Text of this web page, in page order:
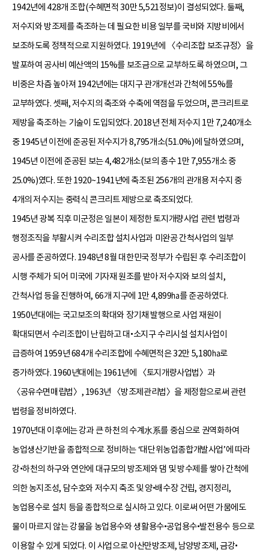
1942년에 428개 조합(수혜면적 30만 5,521정보)이 결성되었다. 둘째,
저수지와 방조제를 축조하는 데 필요한 비용 일부를 국비와 지방비에서
보조하도록 정책적으로 지원하였다. 1919년에 〈수리조합 보조규정〉을
발포하여 공사비 예산액의 15%를 보조금으로 교부하도록 하였으며, 그
비중은 차츰 높아져 1942년에는 대지구 관개개선과 간척에 55%를
교부하였다. 셋째, 저수지의 축조와 수축에 역점을 두었으며, 콘크리트로
제방을 축조하는 기술이 도입되었다. 2018년 전체 저수지 1만 7,240개소
중 1945년 이전에 준공된 저수지가 8,795개소(51.0%)에 달하였으며,
1945년 이전에 준공된 보는 4,482개소(보의 총수 1만 7,955개소 중
25.0%)였다. 또한 1920~1941년에 축조된 256개의 관개용 저수지 중
4개의 저수지는 중력식 콘크리트 제방으로 축조되었다.
1945년 광복 직후 미군정은 일본이 제정한 토지개량사업 관련 법령과
행정조직을 부활시켜 수리조합 설치사업과 미완공 간척사업의 일부
공사를 준공하였다. 1948년 8월 대한민국 정부가 수립된 후 수리조합이
시행 주체가 되어 미국에 기자재 원조를 받아 저수지와 보의 설치,
간척사업 등을 진행하여, 66개 지구에 1만 4,899㏊를 준공하였다.
1950년대에는 국고보조의 확대와 장기채 발행으로 사업 재원이
확대되면서 수리조합이 난립하고 대•소지구 수리시설 설치사업이
급증하여 1959년 684개 수리조합에 수혜면적은 32만 5,180㏊로
증가하였다. 1960년대에는 1961년에 〈토지개량사업법〉과
〈공유수면매립법〉, 1963년 〈방조제관리법〉을 제정함으로써 관련
법령을 정비하였다.
1970년대 이후에는 강과 큰 하천의 수계水系를 중심으로 권역화하여
농업생산기반을 종합적으로 정비하는 ‘대단위농업종합개발사업’에 따라
강•하천의 하구와 연안에 대규모의 방조제와 댐 및 방수제를 쌓아 간척에
의한 농지조성, 담수호와 저수지 축조 및 양•배수장 건립, 경지정리,
농업용수로 설치 등을 종합적으로 실시하고 있다. 이로써 어떤 가뭄에도
물이 마르지 않는 강물을 농업용수와 생활용수•공업용수•발전용수 등으로
이용할 수 있게 되었다. 이 사업으로 아산만방조제, 남양방조제, 금강•